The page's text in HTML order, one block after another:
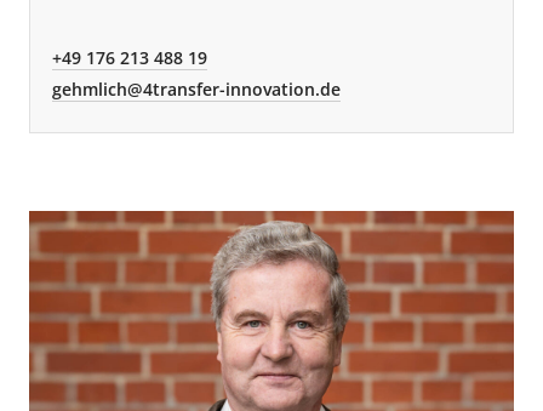
+49 176 213 488 19
gehmlich@4transfer-innovation.de